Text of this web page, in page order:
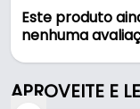
Excelente
Microgrãos para
Papel
Ideal para
Este produto
nenhuma
APROVEITE E